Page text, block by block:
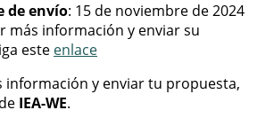
de envío: 15 de noviembre de 2024
más información y enviar su
este enlace
información y enviar tu propuesta,
de IEA-WE.